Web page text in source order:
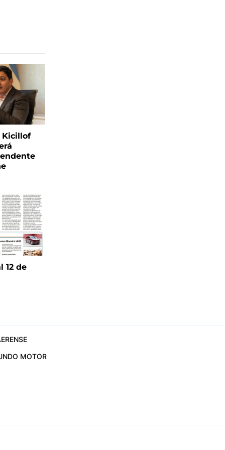
Kicillof
12 de
MOTOR